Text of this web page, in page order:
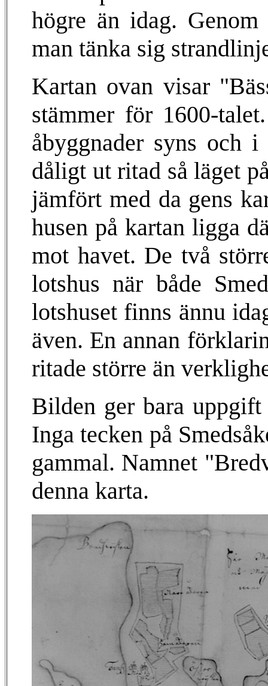
högre än idag.
man tänka sig
Kartan ovan visar
stämmer för 1600-
åbyggnader syns och
dåligt ut ritad så läget
jämfört med da gens
husen på kartan ligga
mot havet. De två
lotshus när både
lotshuset finns ännu
även. En annan
ritade större än
Bilden ger bara
Inga tecken på
gammal. Namnet
denna karta.